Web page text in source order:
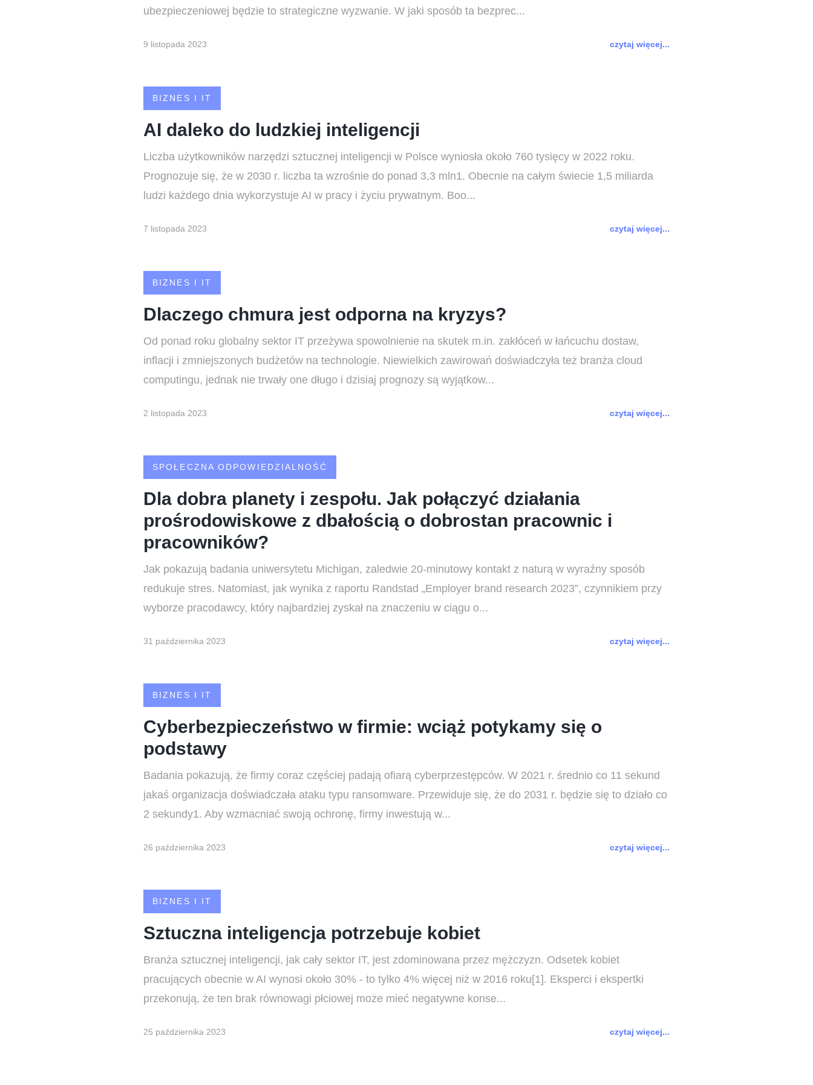
ubezpieczeniowej będzie to strategiczne wyzwanie. W jaki sposób ta bezprec...
9 listopada 2023 czytaj więcej...
BIZNES I IT
AI daleko do ludzkiej inteligencji
Liczba użytkowników narzędzi sztucznej inteligencji w Polsce wyniosła około 760 tysięcy w 2022 roku.
Prognozuje się, że w 2030 r. liczba ta wzrośnie do ponad 3,3 mln1. Obecnie na całym świecie 1,5 miliarda
ludzi każdego dnia wykorzystuje AI w pracy i życiu prywatnym. Boo...
7 listopada 2023 czytaj więcej...
BIZNES I IT
Dlaczego chmura jest odporna na kryzys?
Od ponad roku globalny sektor IT przeżywa spowolnienie na skutek m.in. zakłóceń w łańcuchu dostaw,
inflacji i zmniejszonych budżetów na technologie. Niewielkich zawirowań doświadczyła też branża cloud
computingu, jednak nie trwały one długo i dzisiaj prognozy są wyjątkow...
2 listopada 2023 czytaj więcej...
SPOŁECZNA ODPOWIEDZIALNOŚĆ
Dla dobra planety i zespołu. Jak połączyć działania
prośrodowiskowe z dbałością o dobrostan pracownic i
pracowników?
Jak pokazują badania uniwersytetu Michigan, zaledwie 20-minutowy kontakt z naturą w wyraźny sposób
redukuje stres. Natomiast, jak wynika z raportu Randstad „Employer brand research 2023”, czynnikiem przy
wyborze pracodawcy, który najbardziej zyskał na znaczeniu w ciągu o...
31 października 2023 czytaj więcej...
BIZNES I IT
Cyberbezpieczeństwo w firmie: wciąż potykamy się o
podstawy
Badania pokazują, że firmy coraz częściej padają ofiarą cyberprzestępców. W 2021 r. średnio co 11 sekund
jakaś organizacja doświadczała ataku typu ransomware. Przewiduje się, że do 2031 r. będzie się to działo co
2 sekundy1. Aby wzmacniać swoją ochronę, firmy inwestują w...
26 października 2023 czytaj więcej...
BIZNES I IT
Sztuczna inteligencja potrzebuje kobiet
Branża sztucznej inteligencji, jak cały sektor IT, jest zdominowana przez mężczyzn. Odsetek kobiet
pracujących obecnie w AI wynosi około 30% - to tylko 4% więcej niż w 2016 roku[1]. Eksperci i ekspertki
przekonują, że ten brak równowagi płciowej może mieć negatywne konse...
25 października 2023 czytaj więcej...